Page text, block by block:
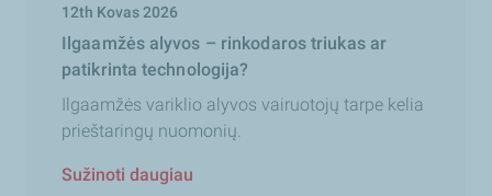
12th Kovas 2026
Ilgaamžės alyvos – rinkodaros triukas ar
patikrinta technologija?
Ilgaamžės variklio alyvos vairuotojų tarpe kelia
prieštaringų nuomonių.
Sužinoti daugiau